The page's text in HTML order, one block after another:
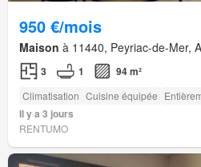
950 €/mois
Maison à 11440, Peyriac-de-Mer,
3 1 94 m²
Climatisation Cuisine équipée
Il y a 3 jours
RENTUMO